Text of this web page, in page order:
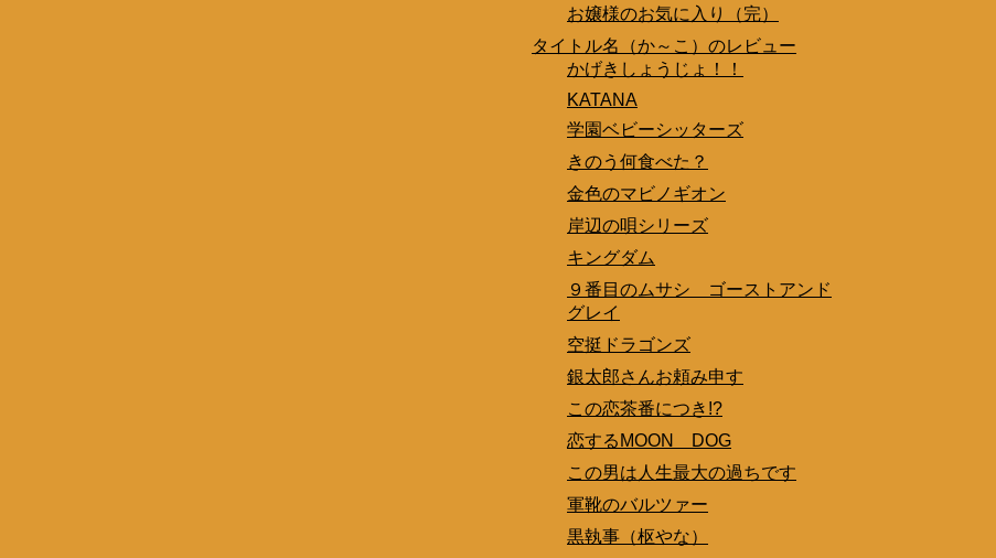
お嬢様のお気に入り（完）
タイトル名（か～こ）のレビュー
かげきしょうじょ！！
KATANA
学園ベビーシッターズ
きのう何食べた？
金色のマビノギオン
岸辺の唄シリーズ
キングダム
９番目のムサシ ゴーストアンド
グレイ
空挺ドラゴンズ
銀太郎さんお頼み申す
この恋茶番につき!?
恋するMOON DOG
この男は人生最大の過ちです
軍靴のバルツァー
黒執事（枢やな）